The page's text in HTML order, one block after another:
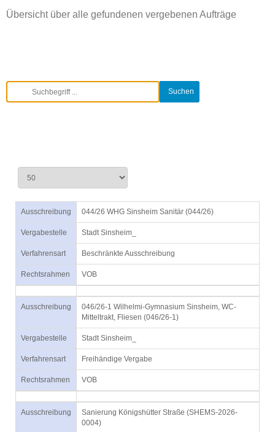
Übersicht über alle gefundenen vergebenen Aufträge
Ausschreibung 044/26 WHG Sinsheim Sanitär (044/26)
Vergabestelle Stadt Sinsheim_
Verfahrensart Beschränkte Ausschreibung
Rechtsrahmen VOB
Ausschreibung
046/26-1 Wilhelmi-Gymnasium Sinsheim, WC-
Mitteltrakt, Fliesen (046/26-1)
Vergabestelle Stadt Sinsheim_
Verfahrensart Freihändige Vergabe
Rechtsrahmen VOB
Ausschreibung
Sanierung Königshütter Straße (SHEMS-2026-
0004)